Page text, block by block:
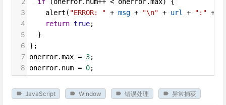
3 alert ( "ERROR: " + msg + "\n" + url + ":" +
4 return true;
5
  }
6 };
7 onerror.max = 3;
8 onerror. num = 0;
JavaScript Window 错误处理 异常捕获